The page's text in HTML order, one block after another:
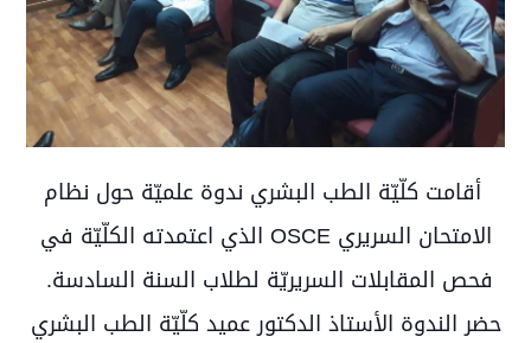
أقامت كلّيّة الطب البشري ندوة علميّة حول نظام
الامتحان السريري OSCE الذي اعتمدته الكلّيّة في
فحص المقابلات السريريّة لطلاب السنة السادسة.
حضر الندوة الأستاذ الدكتور عميد كلّيّة الطب البشري